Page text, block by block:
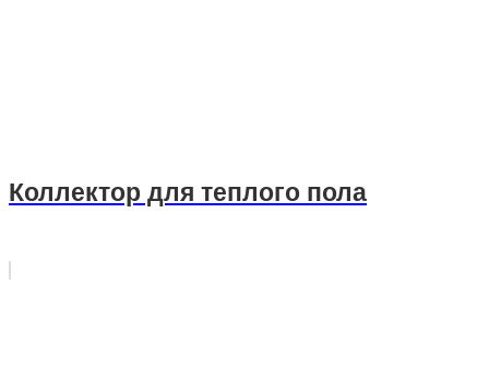
Коллектор для теплого пола